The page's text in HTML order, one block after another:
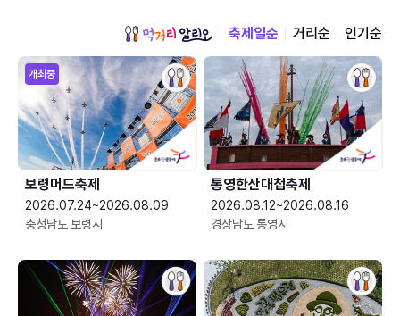
축제일순 거리순 인기순
개최중
보령머드축제
2026.07.24~2026.08.09
충청남도 보령시
통영한산대첩축제
2026.08.12~2026.08.16
경상남도 통영시